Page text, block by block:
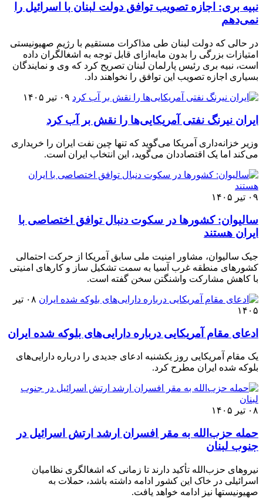
نبیه بری: اجازه تصویب توافق دولت لبنان با اسرائیل را
نمی‌دهم
در حالی که دولت لبنان طی مذاکرات مستقیم با رژیم صهیونیستی
امتیازات بزرگی را بدون مابه‌ازای قابل توجه به اشغالگران داده
است، نبیه بری رئیس پارلمان لبنان تصریح کرد که وی و نمایندگان
بسیاری اجازه تصویب این توافق را نخواهند داد.
۰۹ تیر ۱۴۰۵
ایران نیرنگ نفتی آمریکایی‌ها را نقش بر آب کرد
وزیر خزانه‌داری آمریکا می‌گوید که تنها چین نفت ایران را خریداری
می‌کند اما یک اقتصاددان می‌گوید، این انتخاب ایران است.
۰۹ تیر ۱۴۰۵
سالیوان: کشورها در سکوت دنبال توافق اختصاصی با
ایران هستند
جیک سالیوان، مشاور امنیت ملی سابق آمریکا از حرکت احتمالی
کشورهای منطقه غرب آسیا به سمت تشکیل ساز و کارهای امنیتی
با کاهش مشارکت واشنگتن سخن گفته است.
۰۸ تیر
۱۴۰۵
ادعای مقام آمریکایی درباره دارایی‌های بلوکه شده ایران
یک مقام آمریکایی روز یکشنبه ادعای جدیدی را درباره دارایی‌های
بلوکه شده ایران مطرح کرد.
۰۸ تیر ۱۴۰۵
حمله حزب‌الله به مقر افسران ارشد ارتش اسرائیل در
جنوب لبنان
نیروهای حزب‌الله تأکید دارند تا زمانی که اشغالگری نظامیان
اسرائیلی در خاک این کشور ادامه داشته باشد، حملات به
صهیونیستها نیز ادامه خواهد یافت.